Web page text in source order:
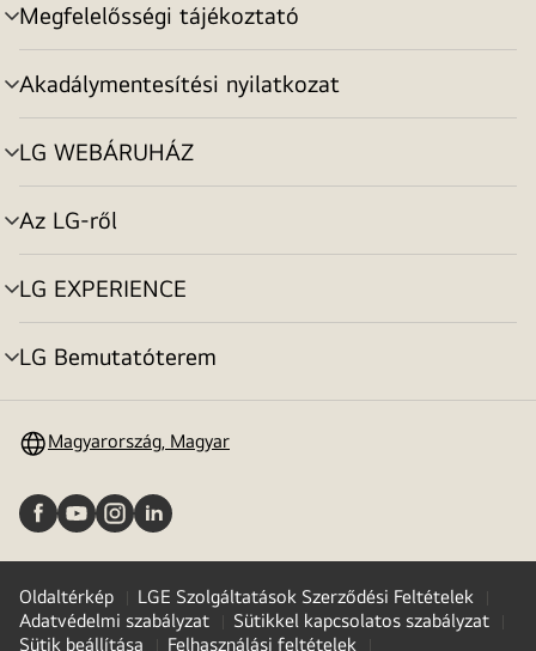
Megfelelősségi tájékoztató
menu
toggle
Akadálymentesítési nyilatkozat
menu
toggle
LG WEBÁRUHÁZ
menu
toggle
Az LG-ről
menu
toggle
LG EXPERIENCE
menu
toggle
LG Bemutatóterem
menu
Magyarország, Magyar
Oldaltérkép
LGE Szolgáltatások Szerződési Feltételek
Adatvédelmi szabályzat
Sütikkel kapcsolatos szabályzat
Sütik beállítása
Felhasználási feltételek